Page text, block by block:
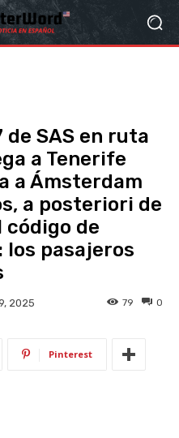
de SAS en ruta
a Tenerife
a Ámsterdam
a posteriori de
código de
los pasajeros
2025 0
79
Pinterest